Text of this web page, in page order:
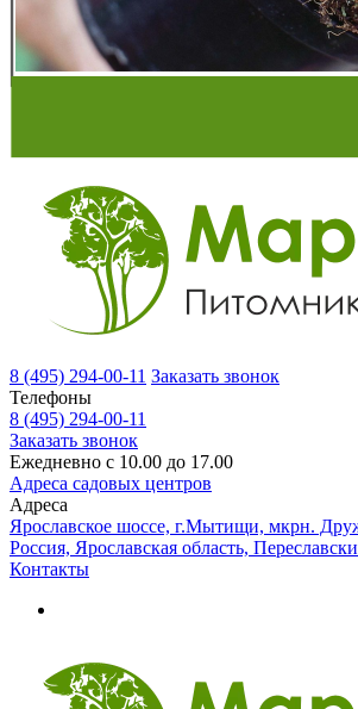
8 (495) 294-00-11 Заказать звонок
Телефоны
8 (495) 294-00-11
Заказать звонок
Ежедневно с 10.00 до 17.00
Адреса садовых центров
Адреса
Ярославское шоссе, г.Мытищи, мкрн.
Россия, Ярославская область,
Контакты